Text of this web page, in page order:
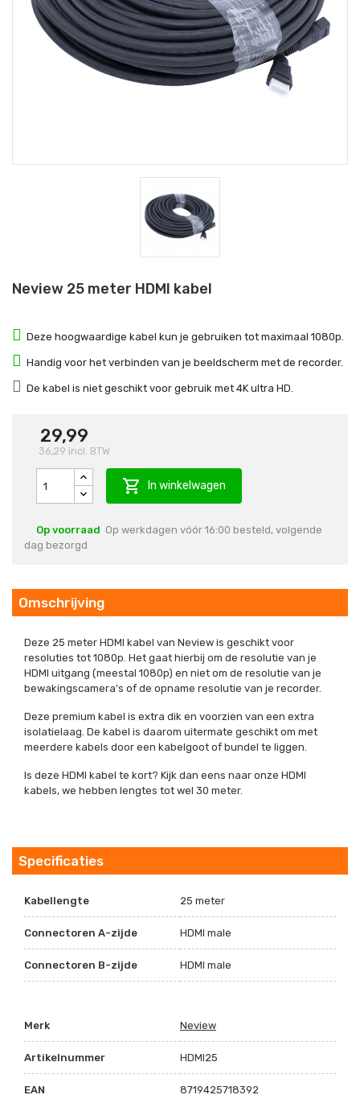
Neview 25 meter HDMI kabel
Deze hoogwaardige kabel kun je gebruiken tot maximaal 1080p.
Handig voor het verbinden van je beeldscherm met de recorder.
De kabel is niet geschikt voor gebruik met 4K ultra HD.
29,99
36,29 incl. BTW
 In winkelwagen
Op voorraad Op werkdagen vóór 16:00 besteld, volgende
dag bezorgd
Omschrijving
Deze 25 meter HDMI kabel van Neview is geschikt voor
resoluties tot 1080p. Het gaat hierbij om de resolutie van je
HDMI uitgang (meestal 1080p) en niet om de resolutie van je
bewakingscamera's of de opname resolutie van je recorder.
Deze premium kabel is extra dik en voorzien van een extra
isolatielaag. De kabel is daarom uitermate geschikt om met
meerdere kabels door een kabelgoot of bundel te liggen.
Is deze HDMI kabel te kort? Kijk dan eens naar onze HDMI
kabels, we hebben lengtes tot wel 30 meter.
Specificaties
Kabellengte 25 meter
Connectoren A-zijde HDMI male
Connectoren B-zijde HDMI male
Merk Neview
Artikelnummer HDMI25
EAN 8719425718392